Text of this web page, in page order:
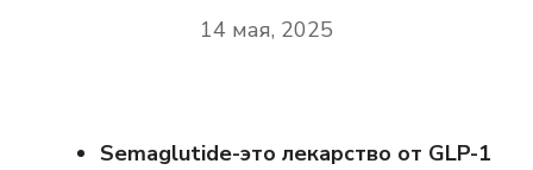
14 мая, 2025
Semaglutide-это лекарство от GLP-1